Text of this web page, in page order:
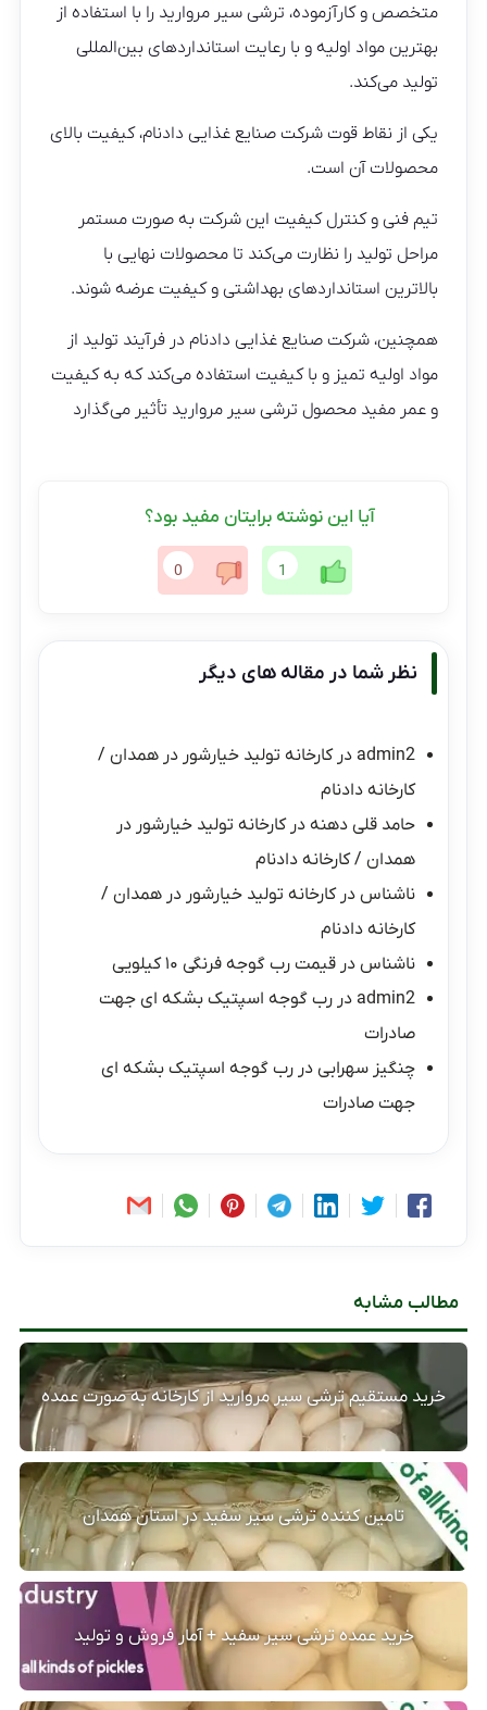
متخصص و کارآزموده، ترشی سیر مروارید را با استفاده از
بهترین مواد اولیه و با رعایت استانداردهای بین‌المللی
تولید می‌کند.
یکی از نقاط قوت شرکت صنایع غذایی دادنام، کیفیت بالای
محصولات آن است.
تیم فنی و کنترل کیفیت این شرکت به صورت مستمر
مراحل تولید را نظارت می‌کند تا محصولات نهایی با
بالاترین استانداردهای بهداشتی و کیفیت عرضه شوند.
همچنین، شرکت صنایع غذایی دادنام در فرآیند تولید از
مواد اولیه تمیز و با کیفیت استفاده می‌کند که به کیفیت
و عمر مفید محصول ترشی سیر مروارید تأثیر می‌گذارد
آیا این نوشته برایتان مفید بود؟
1
0
نظر شما در مقاله های دیگر
admin2 درکارخانه تولید خیارشور در همدان /
کارخانه دادنام
حامد قلی دهنه درکارخانه تولید خیارشور در
همدان / کارخانه دادنام
ناشناس درکارخانه تولید خیارشور در همدان /
کارخانه دادنام
ناشناس درقیمت رب گوجه فرنگی ۱۰ کیلویی
admin2 دررب گوجه اسپتیک بشکه ای جهت
صادرات
چنگیز سهرابی دررب گوجه اسپتیک بشکه ای
جهت صادرات
مطالب مشابه
خرید مستقیم ترشی سیر مروارید از کارخانه به صورت عمده
تامین کننده ترشی سیر سفید در استان همدان
خرید عمده ترشی سیر سفید + آمار فروش و تولید